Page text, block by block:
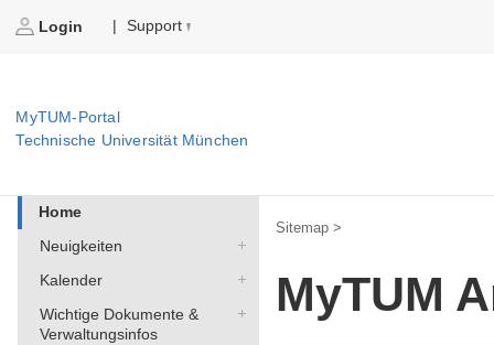
Login | Support
MyTUM-Portal
Technische Universität München
Home
Neuigkeiten
Kalender
Wichtige Dokumente &
Verwaltungsinfos
Sitemap >
MyTUM